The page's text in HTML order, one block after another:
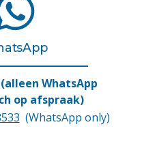
(alleen WhatsApp
op afspraak)
(WhatsApp only)